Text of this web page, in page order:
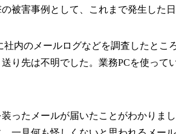
被害事例として、これまで発生した
内のメールログなどを調査したと
り先は不明でした。業務PCを使っ
ったメールが届いたことがわかりまし